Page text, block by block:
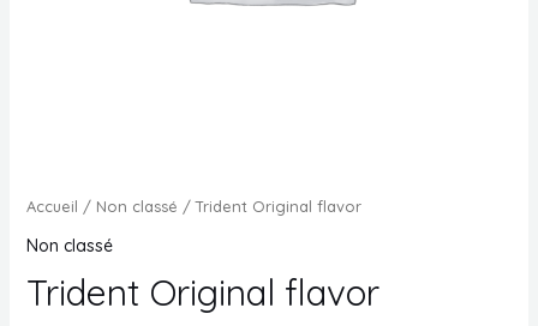
Accueil / Non classé / Trident Original flavor
Non classé
Trident Original flavor